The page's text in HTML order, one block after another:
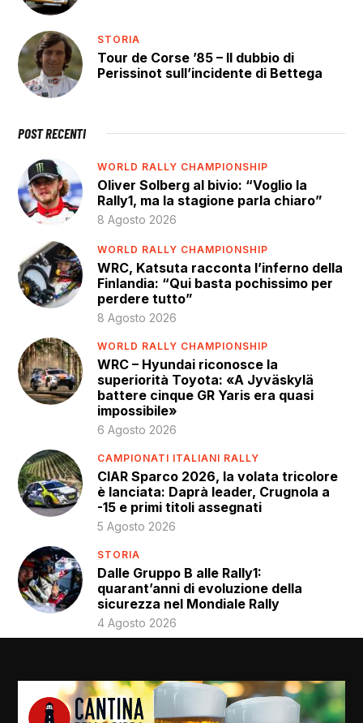
STORIA
Tour de Corse ’85 – Il dubbio di
Perissinot sull’incidente di Bettega
POST RECENTI
WORLD RALLY CHAMPIONSHIP
Oliver Solberg al bivio: “Voglio la
Rally1, ma la stagione parla chiaro”
8 Agosto 2026
WORLD RALLY CHAMPIONSHIP
WRC, Katsuta racconta l’inferno della
Finlandia: “Qui basta pochissimo per
perdere tutto”
8 Agosto 2026
WORLD RALLY CHAMPIONSHIP
WRC – Hyundai riconosce la
superiorità Toyota: «A Jyväskylä
battere cinque GR Yaris era quasi
impossibile»
6 Agosto 2026
CAMPIONATI ITALIANI RALLY
CIAR Sparco 2026, la volata tricolore
è lanciata: Daprà leader, Crugnola a
-15 e primi titoli assegnati
5 Agosto 2026
STORIA
Dalle Gruppo B alle Rally1:
quarant’anni di evoluzione della
sicurezza nel Mondiale Rally
4 Agosto 2026